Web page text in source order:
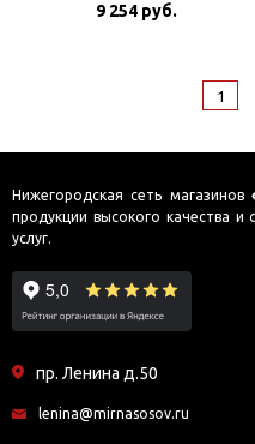
9 254 руб.
1
Нижегородская сеть магазинов
продукции высокого качества и
услуг.
пр. Ленина д.50
lenina@mirnasosov.ru